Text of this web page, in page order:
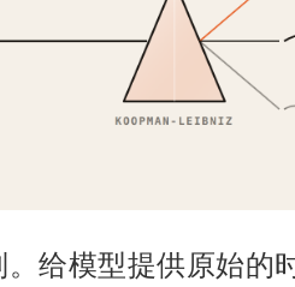
给模型提供原始的